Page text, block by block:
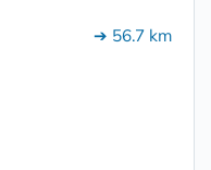
➔ 56.7 km